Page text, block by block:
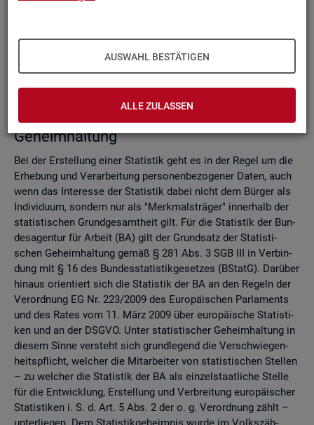
AUSWAHL BESTÄTIGEN
ALLE ZULASSEN
tung
Zell­sper­rungs­ver­fah­ren
Run­dungs­ver­fah­ren
Ver­gleich der Ver­fah­ren
Recht­li­che Grund­la­gen der sta­tis­ti­schen
Ge­heim­hal­tung
Bei der Er­stel­lung einer Sta­tis­tik geht es in der Regel um die
Er­he­bung und Ver­ar­bei­tung per­so­nen­be­zo­ge­ner Daten, auch
wenn das In­ter­es­se der Sta­tis­tik dabei nicht dem Bür­ger als
In­di­vi­du­um, son­dern nur als "Merk­mals­trä­ger" in­ner­halb der
sta­tis­ti­schen Grund­ge­samt­heit gilt. Für die Sta­tis­tik der Bun­
des­agen­tur für Ar­beit (BA) gilt der Grund­satz der Sta­tis­ti­
schen Ge­heim­hal­tung gemäß § 281 Abs. 3 SGB III in Ver­bin­
dung mit § 16 des Bun­des­sta­tis­tik­ge­set­zes (BStatG). Dar­über
hin­aus ori­en­tiert sich die Sta­tis­tik der BA an den Re­geln der
Ver­ord­nung EG Nr. 223/2009 des Eu­ro­päi­schen Par­la­ments
und des Rates vom 11. März 2009 über eu­ro­päi­sche Sta­tis­ti­
ken und an der DSGVO. Unter sta­tis­ti­scher Ge­heim­hal­tung in
die­sem Sinne ver­steht sich grund­le­gend die Ver­schwie­gen­
heits­pflicht, wel­cher die Mit­ar­bei­ter von sta­tis­ti­schen Stel­len
– zu wel­cher die Sta­tis­tik der BA als ein­zel­staat­li­che Stel­le
für die Ent­wick­lung, Er­stel­lung und Ver­brei­tung eu­ro­päi­scher
Sta­tis­ti­ken i. S. d. Art. 5 Abs. 2 der o. g. Ver­ord­nung zählt –